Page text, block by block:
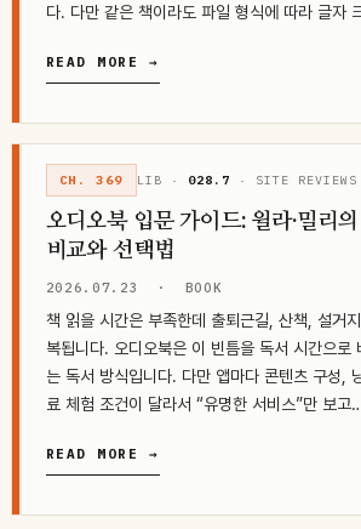
다. 다만 같은 책이라도 파일 형식에 따라 글자
READ MORE →
CH. 369 LIB · 028.7 · SITE REVIEWS
오디오북 입문 가이드: 윌라·밀리
비교와 선택법
2026.07.23 · BOOK
책 읽을 시간은 부족한데 출퇴근길, 산책, 설거
복됩니다. 오디오북은 이 빈틈을 독서 시간으로
는 독서 방식입니다. 다만 앱마다 콘텐츠 구성,
료 체험 조건이 달라서 “유명한 서비스”만 보고
READ MORE →